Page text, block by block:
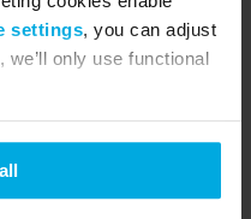
settings, you can adjust
only use functional